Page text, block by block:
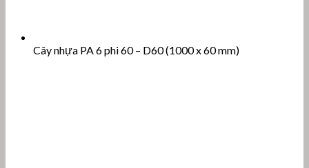
Cây nhựa PA 6 phi 60 – D60 (1000 x 60 mm)